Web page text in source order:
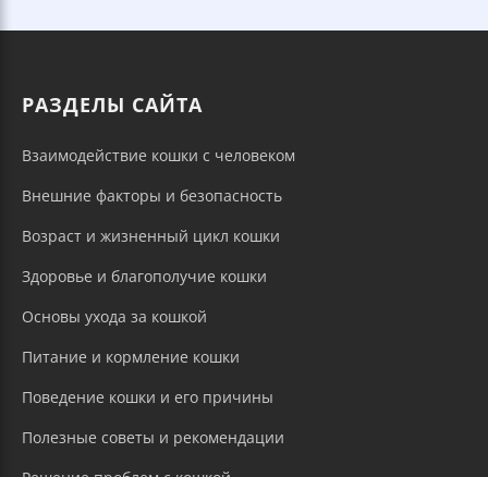
РАЗДЕЛЫ САЙТА
Взаимодействие кошки с человеком
Внешние факторы и безопасность
Возраст и жизненный цикл кошки
Здоровье и благополучие кошки
Основы ухода за кошкой
Питание и кормление кошки
Поведение кошки и его причины
Полезные советы и рекомендации